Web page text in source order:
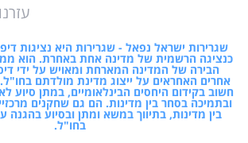
שגרירות ישראל נפאל - שגרירות היא נציגות
כנציגה הרשמית של מדינה אחת באחרת. הוא
הבירה של המדינה המארחת ומאויש על ידי
אחרים האחראים על ייצוג מדינת מולדתם
חשוב בקידום היחסים הבינלאומיים, במתן סיוע
ובתמיכה בסחר בין מדינות. הם גם שחקנים
בין מדינות, בתיווך במשא ומתן ובסיוע בהגנה
בחו"ל.